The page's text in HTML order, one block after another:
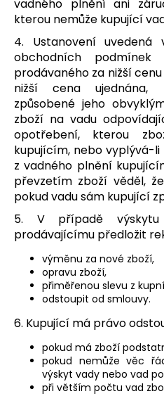
vadného plnění ani
kterou nemůže kupující
4. Ustanovení uvedená
obchodních
prodávaného za nižší
nižší cena
způsobené jeho
zboží na vadu
opotřebení, kterou
kupujícím, nebo vyplývá-
z vadného plnění
převzetím zboží věděl,
pokud vadu sám kupující
5. V případě
prodávajícímu předložit
výměnu za nové zboží,
opravu zboží,
přiměřenou slevu z
odstoupit od smlouvy.
6. Kupující má právo
pokud má zboží
pokud nemůže věc
výskyt vady nebo vad
při větším počtu vad